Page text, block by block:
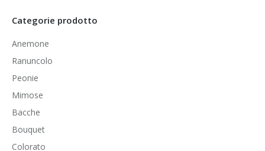
Categorie prodotto
Anemone
Ranuncolo
Peonie
Mimose
Bacche
Bouquet
Colorato